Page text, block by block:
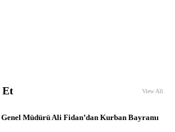
Et View All
Müdürü Ali Fidan’dan Kurban Bayramı